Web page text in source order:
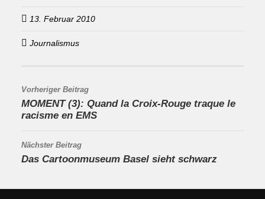
13. Februar 2010
Journalismus
Vorheriger Beitrag
MOMENT (3): Quand la Croix-Rouge traque le
racisme en EMS
Nächster Beitrag
Das Cartoonmuseum Basel sieht schwarz